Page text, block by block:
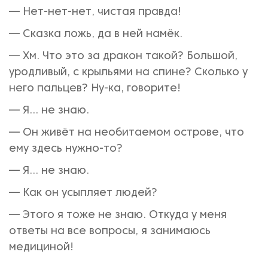
— Нет-нет-нет, чистая правда!
— Сказка ложь, да в ней намёк.
— Хм. Что это за дракон такой? Большой,
уродливый, с крыльями на спине? Сколько у
него пальцев? Ну-ка, говорите!
— Я... не знаю.
— Он живёт на необитаемом острове, что
ему здесь нужно-то?
— Я... не знаю.
— Как он усыпляет людей?
— Этого я тоже не знаю. Откуда у меня
ответы на все вопросы, я занимаюсь
медициной!